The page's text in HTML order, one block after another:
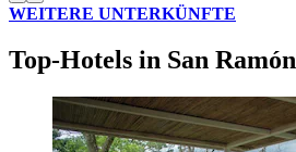
WEITERE UNTERKÜNFTE
Top-Hotels in San Ramón